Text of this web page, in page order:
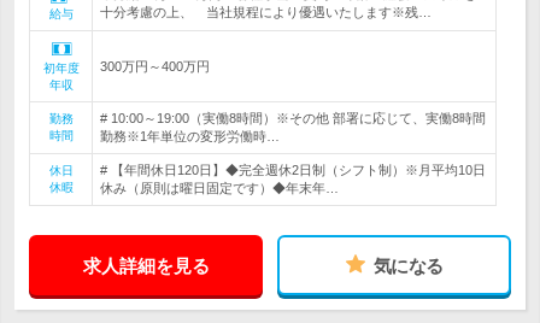
給与
十分考慮の上、 当社規程により優遇いたします※残…
初年度
年収
300万円～400万円
勤務
時間
# 10:00～19:00（実働8時間）※その他 部署に応じて、実働8時間
勤務※1年単位の変形労働時…
休日
休暇
# 【年間休日120日】◆完全週休2日制（シフト制）※月平均10日
休み（原則は曜日固定です）◆年末年…
求人詳細を見る 気になる